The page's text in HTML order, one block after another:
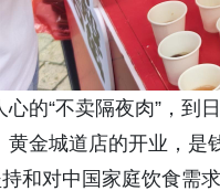
心的“不卖隔夜肉”，到
黄金城道店的开业，是
持和对中国家庭饮食需